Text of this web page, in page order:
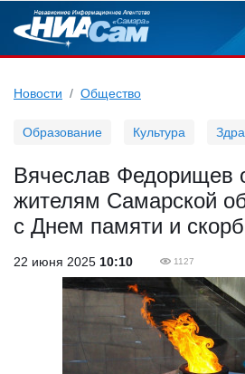
Новости Общество
Образование Культура
Вячеслав Федорищев
жителям Самарской
с Днем памяти и
22 июня 2025 10:10 1127